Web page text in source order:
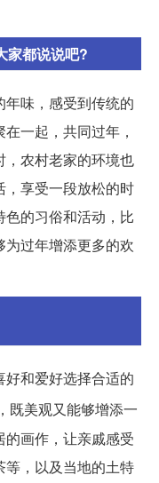
家都说说吧?
味，感受到传统的
一起，共同过年，
，农村老家的环境也
享受一段放松的时
的习俗和活动，比
过年增添更多的欢
和爱好选择合适的
既美观又能够增添一
画作，让亲戚感受
，以及当地的土特